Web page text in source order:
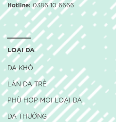
Hotline: 0386 10 6666
LOẠI DA
DA KHÔ
LÀN DA TRẺ
PHÙ HỢP MỌI LOẠI DA
DA THƯỜNG